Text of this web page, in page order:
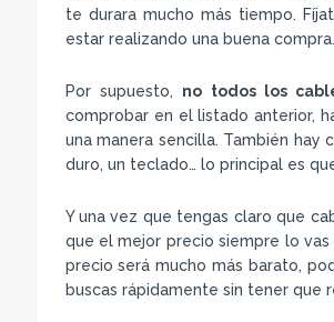
te durara mucho más tiempo.
estar realizando una buena compra.
Por supuesto, no todos los
comprobar en el listado anterior,
una manera sencilla. También hay
duro, un teclado… lo principal es
Y una vez que tengas claro que
que el mejor precio siempre lo
precio será mucho más barato,
buscas rápidamente sin tener que